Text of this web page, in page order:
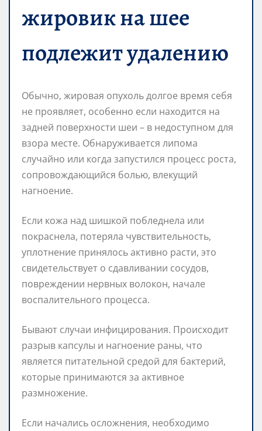
жировик на шее
подлежит удалению
Обычно, жировая опухоль долгое время себя
не проявляет, особенно если находится на
задней поверхности шеи – в недоступном для
взора месте. Обнаруживается липома
случайно или когда запустился процесс роста,
сопровождающийся болью, влекущий
нагноение.
Если кожа над шишкой побледнела или
покраснела, потеряла чувствительность,
уплотнение принялось активно расти, это
свидетельствует о сдавливании сосудов,
повреждении нервных волокон, начале
воспалительного процесса.
Бывают случаи инфицирования. Происходит
разрыв капсулы и нагноение раны, что
является питательной средой для бактерий,
которые принимаются за активное
размножение.
Если начались осложнения, необходимо